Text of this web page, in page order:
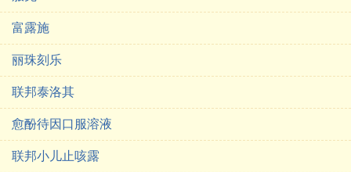
富露施
丽珠刻乐
联邦泰洛其
愈酚待因口服溶液
联邦小儿止咳露